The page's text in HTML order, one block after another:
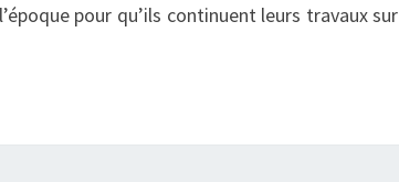
pour qu’ils continuent leurs travaux sur